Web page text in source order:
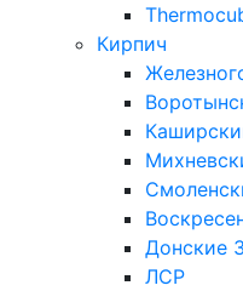
Кирпич
Донские
ЛСР